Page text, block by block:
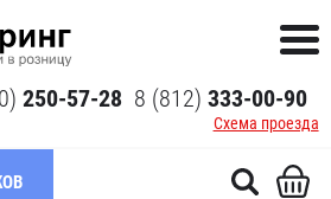
250-57-28 8 (812) 333-00-90
Схема проезда